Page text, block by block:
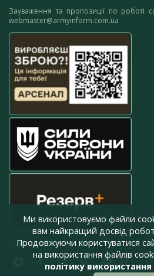
Зауваження та пропозиції по роботі
webmaster@armyinform.com.ua
press@armyinform.com.ua
Ми використовуємо файли
вам найкращий досвід
Продовжуючи користуватися
на використання файлів
політику